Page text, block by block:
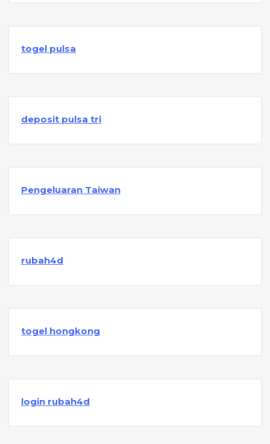
togel pulsa
deposit pulsa tri
Pengeluaran Taiwan
rubah4d
togel hongkong
login rubah4d